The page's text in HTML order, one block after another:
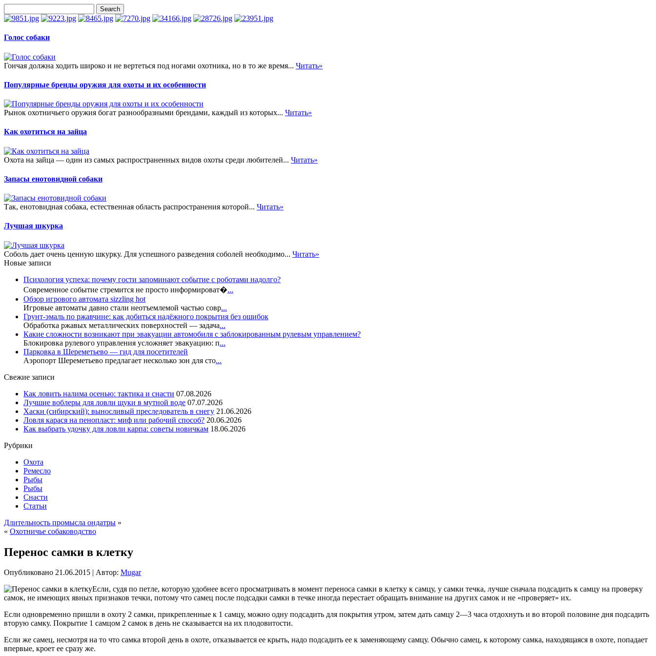
Голос собаки
Гончая должна ходить широко и не вертеться под ногами охотника, но в то же время... Читать»
Популярные бренды оружия для охоты и их особенности
Рынок охотничьего оружия богат разнообразными брендами, каждый из которых... Читать»
Как охотиться на зайца
Охота на зайца — один из самых распространенных видов охоты среди любителей... Читать»
Запасы енотовидной собаки
Так, енотовидная собака, естественная область распространения которой... Читать»
Лучшая шкурка
Соболь дает очень ценную шкурку. Для успешного разведения соболей необходимо... Читать»
Новые записи
Психология успеха: почему гости запоминают событие с роботами надолго?
Современное событие стремится не просто информироват�...
Обзор игрового автомата sizzling hot
Игровые автоматы давно стали неотъемлемой частью совр...
Грунт-эмаль по ржавчине: как добиться надёжного покрытия без ошибок
Обработка ржавых металлических поверхностей — задача...
Какие сложности возникают при эвакуации автомобиля с заблокированным рулевым управлением?
Блокировка рулевого управления усложняет эвакуацию: п...
Парковка в Шереметьево — гид для посетителей
Аэропорт Шереметьево предлагает несколько зон для сто...
Свежие записи
Как ловить налима осенью: тактика и снасти 07.08.2026
Лучшие воблеры для ловли щуки в мутной воде 07.07.2026
Хаски (сибирский): выносливый преследователь в снегу 21.06.2026
Ловля карася на пенопласт: миф или рабочий способ? 20.06.2026
Как выбрать удочку для ловли карпа: советы новичкам 18.06.2026
Рубрики
Охота
Ремесло
Рыбы
Рыбы
Снасти
Статьи
Длительность промысла ондатры »
« Охотничье собаководство
Перенос самки в клетку
Опубликовано 21.06.2015 Автор: Mugar
Если, судя по петле, которую удобнее всего просматривать в момент переноса самки в клетку к самцу, у самки течка, лучше сначала подсадить к самцу на проверку
самок, не имеющих явных признаков течки, потому что самец после подсадки самки в течке иногда перестает обращать внимание на других самок и не «проверяет» их.
Если одновременно пришли в охоту 2 самки, прикрепленные к 1 самцу, можно одну подсадить для покрытия утром, затем дать самцу 2—3 часа отдохнуть и во второй половине дня подсадить
вторую самку. Покрытие 1 самцом 2 самок в день не сказывается на их плодовитости.
Если же самец, несмотря на то что самка второй день в охоте, отказывается ее крыть, надо подсадить ее к заменяющему самцу. Обычно самец, к которому самка, находящаяся в охоте, попадает
впервые, кроет ее сразу же.